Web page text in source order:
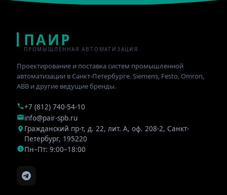
ПАИР
ПРОМЫШЛЕННАЯ АВТОМАТИЗАЦИЯ
Проектирование и поставка систем промышленной
автоматизации в Санкт-Петербурге. Siemens, Festo, Omron,
ABB и другие ведущие бренды.
+7 (812) 740-54-10
info@pair-spb.ru
Гражданский пр-т, д. 22, лит. А, оф. 208-2, Санкт-
Петербург, 195220
Пн–Пт: 9:00–18:00